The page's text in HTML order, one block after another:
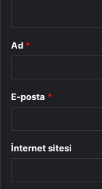
Ad *
E-posta *
İnternet sitesi